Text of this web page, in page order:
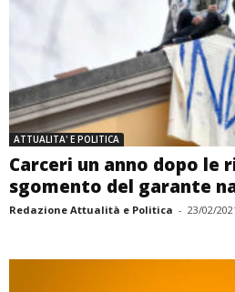
ATTUALITA' E POLITICA
Carceri un anno dopo le
sgomento del garante
Redazione Attualità e Politica - 23/02/